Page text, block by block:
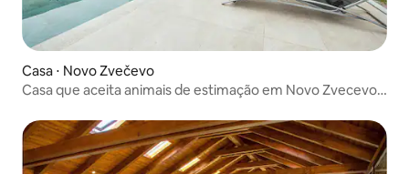
Casa ⋅ Novo Zvečevo
Casa que aceita animais de estimação em Novo Zvecevo